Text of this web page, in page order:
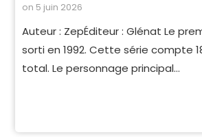
on 5 juin 2026
Auteur : ZepÉditeur : Glénat Le
sorti en 1992. Cette série compte
total. Le personnage principal…